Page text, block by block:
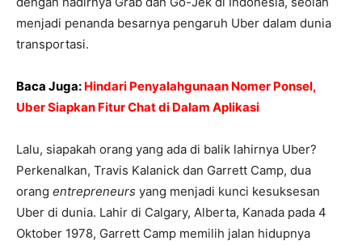
menjadi penanda besarnya pengaruh Uber dalam dunia
transportasi.
Baca Juga: Hindari Penyalahgunaan Nomer Ponsel,
Uber Siapkan Fitur Chat di Dalam Aplikasi
Lalu, siapakah orang yang ada di balik lahirnya Uber?
Perkenalkan, Travis Kalanick dan Garrett Camp, dua
orang entrepreneurs yang menjadi kunci kesuksesan
Uber di dunia. Lahir di Calgary, Alberta, Kanada pada 4
Oktober 1978, Garrett Camp memilih jalan hidupnya